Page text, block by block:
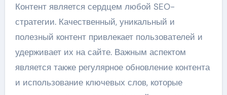
Контент является сердцем любой SEO-
стратегии. Качественный, уникальный и
полезный контент привлекает пользователей и
удерживает их на сайте. Важным аспектом
является также регулярное обновление контента
и использование ключевых слов, которые